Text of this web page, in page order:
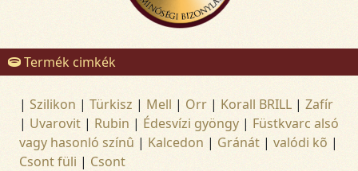
Termék cimkék
| Szilikon | Türkisz | Mell | Orr | Korall BRILL | Zafír
| Uvarovit | Rubin | Édesvízi gyöngy | Füstkvarc alsó
vagy hasonló színû | Kalcedon | Gránát | valódi kõ |
Csont füli | Csont